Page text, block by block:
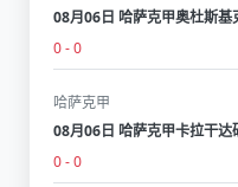
08月06日 哈萨克甲奥杜斯
0 - 0
哈萨克甲
08月06日 哈萨克甲卡拉干
0 - 0